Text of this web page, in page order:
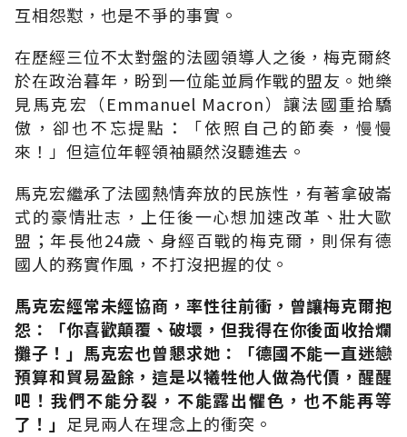
互相怨懟，也是不爭的事實。
在歷經三位不太對盤的法國領導人之後，梅克爾終
於在政治暮年，盼到一位能並肩作戰的盟友。她樂
見馬克宏（Emmanuel Macron）讓法國重拾驕
傲，卻也不忘提點：「依照自己的節奏，慢慢
來！」但這位年輕領袖顯然沒聽進去。
馬克宏繼承了法國熱情奔放的民族性，有著拿破崙
式的豪情壯志，上任後一心想加速改革、壯大歐
盟；年長他24歲、身經百戰的梅克爾，則保有德
國人的務實作風，不打沒把握的仗。
馬克宏經常未經協商，率性往前衝，曾讓梅克爾抱
怨：「你喜歡顛覆、破壞，但我得在你後面收拾爛
攤子！」馬克宏也曾懇求她：「德國不能一直迷戀
預算和貿易盈餘，這是以犧牲他人做為代價，醒醒
吧！我們不能分裂，不能露出懼色，也不能再等
了！」 足見兩人在理念上的衝突。